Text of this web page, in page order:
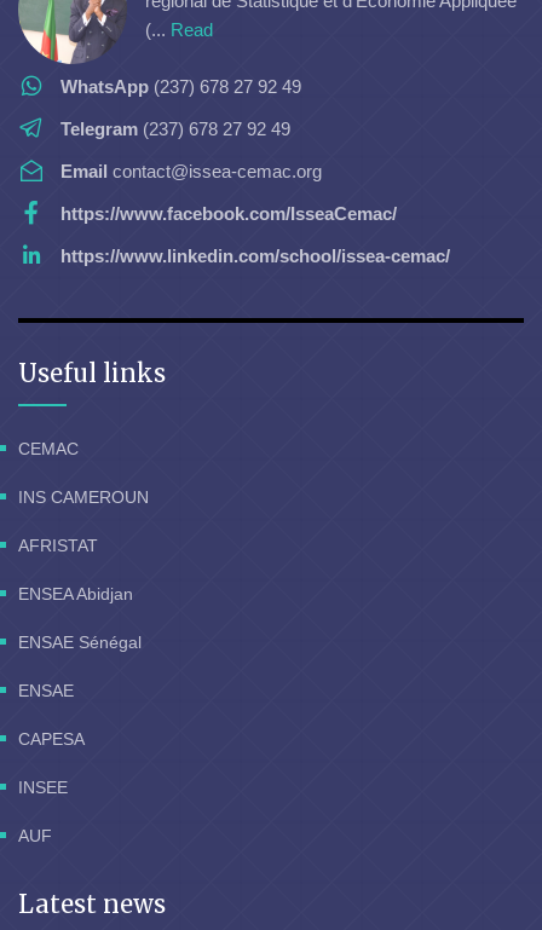
(... Read
WhatsApp (237) 678 27 92 49
Telegram (237) 678 27 92 49
Email contact@issea-cemac.org
https://www.facebook.com/IsseaCemac/
https://www.linkedin.com/school/issea-cemac/
Useful links
CEMAC
INS CAMEROUN
AFRISTAT
ENSEA Abidjan
ENSAE Sénégal
ENSAE
CAPESA
INSEE
AUF
Latest news